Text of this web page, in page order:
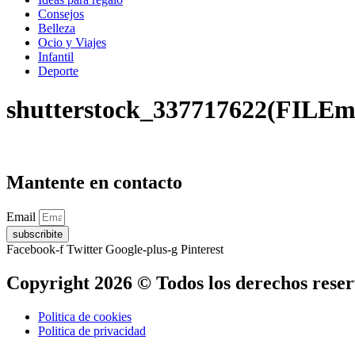
Consejos
Belleza
Ocio y Viajes
Infantil
Deporte
Mantente en contacto
Email
subscribite
Facebook-f Twitter Google-plus-g Pinterest
Copyright 2026 © Todos los derechos
Politica de cookies
Politica de privacidad